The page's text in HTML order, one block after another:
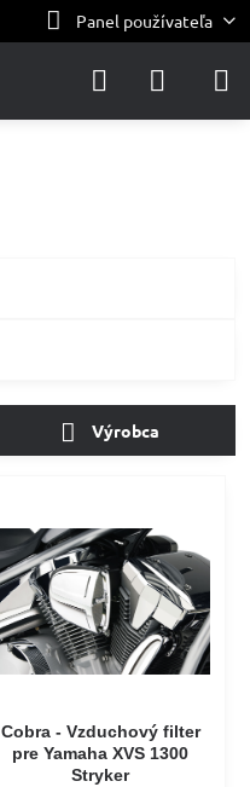
Panel používateľa
Výrobca
Cobra - Vzduchový filter
pre Yamaha XVS 1300
Stryker